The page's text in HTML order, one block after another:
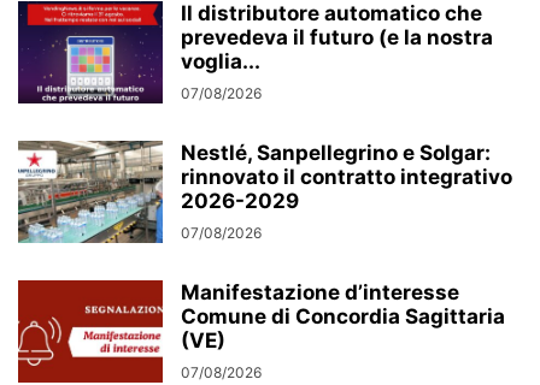
Il distributore automatico che
prevedeva il futuro (e la nostra
voglia...
07/08/2026
Nestlé, Sanpellegrino e Solgar:
rinnovato il contratto integrativo
2026-2029
07/08/2026
Manifestazione d’interesse
Comune di Concordia Sagittaria
(VE)
07/08/2026